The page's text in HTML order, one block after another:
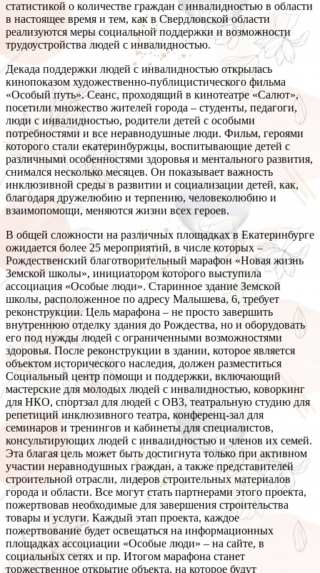
статистикой о количестве граждан с инвалидностью в области
в настоящее время и тем, как в Свердловской области
реализуются меры социальной поддержки и возможности
трудоустройства людей с инвалидностью.
Декада поддержки людей с инвалидностью открылась
кинопоказом художественно-публицистического фильма
«Особый путь». Сеанс, проходящий в кинотеатре «Салют»,
посетили множество жителей города – студенты, педагоги,
люди с инвалидностью, родители детей с особыми
потребностями и все неравнодушные люди. Фильм, героями
которого стали екатеринбуржцы, воспитывающие детей с
различными особенностями здоровья и ментального развития,
снимался несколько месяцев. Он показывает важность
инклюзивной среды в развитии и социализации детей, как,
благодаря дружелюбию и терпению, человеколюбию и
взаимопомощи, меняются жизни всех героев.
В общей сложности на различных площадках в Екатеринбурге
ожидается более 25 мероприятий, в числе которых –
Рождественский благотворительный марафон «Новая жизнь
Земской школы», инициатором которого выступила
ассоциация «Особые люди». Старинное здание Земской
школы, расположенное по адресу Малышева, 6, требует
реконструкции. Цель марафона – не просто завершить
внутреннюю отделку здания до Рождества, но и оборудовать
его под нужды людей с ограниченными возможностями
здоровья. После реконструкции в здании, которое является
объектом исторического наследия, должен разместиться
Социальный центр помощи и поддержки, включающий
мастерские для молодых людей с инвалидностью, коворкинг
для НКО, спортзал для людей с ОВЗ, театральную студию для
репетиций инклюзивного театра, конференц-зал для
семинаров и тренингов и кабинеты для специалистов,
консультирующих людей с инвалидностью и членов их семей.
Эта благая цель может быть достигнута только при активном
участии неравнодушных граждан, а также представителей
строительной отрасли, лидеров строительных материалов
города и области. Все могут стать партнерами этого проекта,
пожертвовав необходимые для завершения строительства
товары и услуги. Каждый этап проекта, каждое
пожертвование будет освещаться на информационных
площадках ассоциации «Особые люди» – на сайте, в
социальных сетях и пр. Итогом марафона станет
торжественное открытие объекта, на которое будут